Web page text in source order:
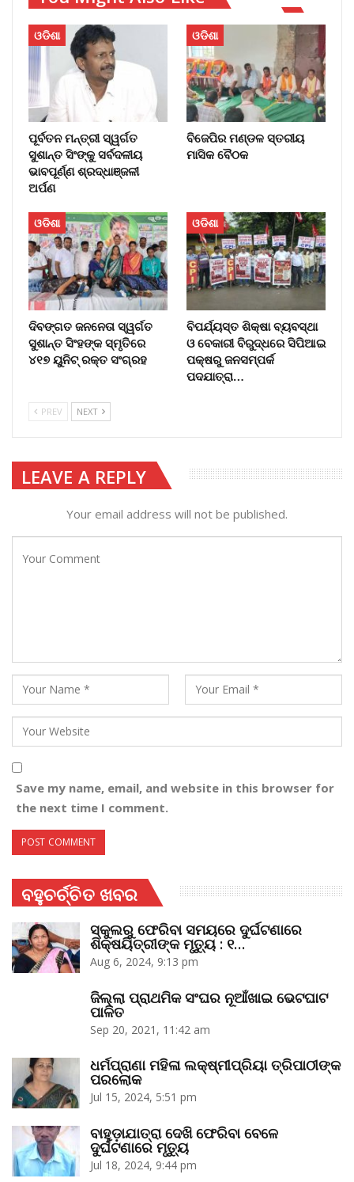
ଓଡିଶା
ପୂର୍ବତନ ମନ୍ତ୍ରୀ ସ୍ୱର୍ଗତ
ସୁଶାନ୍ତ ସିଂଙ୍କୁ ସର୍ବଦଳୀୟ
ଭାବପୂର୍ଣ୍ଣ ଶ୍ରଦ୍ଧାଞ୍ଜଳୀ
ଅର୍ପଣ
ଓଡିଶା
ବିଜେପିର ମଣ୍ଡଳ ସ୍ତରୀୟ
ମାସିକ ବୈଠକ
ଓଡିଶା
ଦିବଙ୍ଗତ ଜନନେତା ସ୍ୱର୍ଗତ
ସୁଶାନ୍ତ ସିଂହଙ୍କ ସ୍ମୃତିରେ
୪୧୭ ୟୁନିଟ୍ ରକ୍ତ ସଂଗ୍ରହ
ଓଡିଶା
ବିପର୍ଯ୍ୟସ୍ତ ଶିକ୍ଷା ବ୍ୟବସ୍ଥା
ଓ ବେକାରୀ ବିରୁଦ୍ଧରେ ସିପିଆଇ
ପକ୍ଷରୁ ଜନସମ୍ପର୍କ
ପଦଯାତ୍ରା…
PREV NEXT
LEAVE A REPLY
Your email address will not be published.
Save my name, email, and website in this browser for
the next time I comment.
ବହୁଚର୍ଚ୍ଚିତ ଖବର
ସ୍କୁଲରୁ ଫେରିବା ସମୟରେ ଦୁର୍ଘଟଣାରେ
ଶିକ୍ଷୟିତ୍ରୀଙ୍କ ମୃତ୍ୟୁ : ୧…
Aug 6, 2024, 9:13 pm
ଜିଲ୍ଲା ପ୍ରାଥମିକ ସଂଘର ନୂଆଁଖାଇ ଭେଟଘାଟ
ପାଳିତ
Sep 20, 2021, 11:42 am
ଧର୍ମପ୍ରାଣା ମହିଳା ଲକ୍ଷ୍ମୀପ୍ରିୟା ତ୍ରିପାଠୀଙ୍କ
ପରଲୋକ
Jul 15, 2024, 5:51 pm
ବାହୁଡ଼ାଯାତ୍ରା ଦେଖି ଫେରିବା ବେଳେ
ଦୁର୍ଘଟଣାରେ ମୃତ୍ୟୁ
Jul 18, 2024, 9:44 pm